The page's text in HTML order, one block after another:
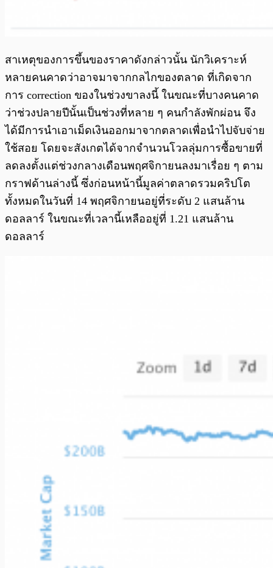
สาเหตุของการขึ้นของราคาดังกล่าวนั้น นักวิเคราะห์
หลายคนคาดว่าอาจมาจากกลไกของตลาด ที่เกิดจาก
การ correction ของในช่วงขาลงนี้ ในขณะที่บางคนคาด
ว่าช่วงปลายปีนั้นเป็นช่วงที่หลาย ๆ คนกำลังพักผ่อน จึง
ได้มีการนำเอาเม็ดเงินออกมาจากตลาดเพื่อนำไปจับจ่าย
ใช้สอย โดยจะสังเกตได้จากจำนวนโวลลุ่มการซื้อขายที่
ลดลงตั้งแต่ช่วงกลางเดือนพฤศจิกายนลงมาเรื่อย ๆ ตาม
กราฟด้านล่างนี้ ซึ่งก่อนหน้านี้มูลค่าตลาดรวมคริปโต
ทั้งหมดในวันที่ 14 พฤศจิกายนอยู่ที่ระดับ 2 แสนล้าน
ดอลลาร์ ในขณะที่เวลานี้เหลืออยู่ที่ 1.21 แสนล้าน
ดอลลาร์